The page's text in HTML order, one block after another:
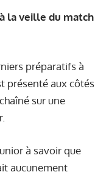
la veille du match
préparatifs à
présenté aux côtés
sur une
à savoir que
aucunement